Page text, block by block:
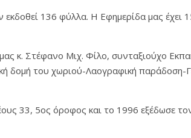
136 φύλλα. Η Εφημερίδα μας έχει
κ. Στέφανο Μιχ. Φίλο, συνταξιούχο
δομή του χωριού-Λαογραφική παράδοση-
33, 5ος όροφος και το 1996 εξέδωσε